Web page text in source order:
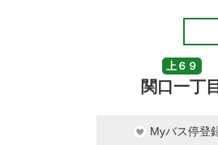
上６９
関口一丁目
Myバス停登